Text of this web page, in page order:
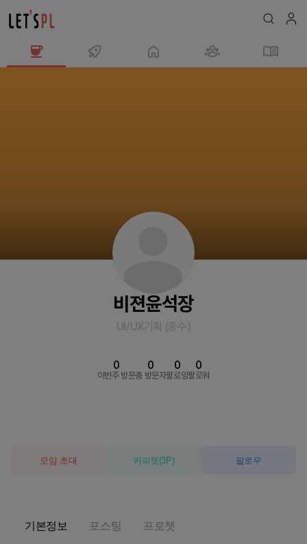
비젼윤석장
UI/UX기획 (중수)
이번주 방문
0
총 방문자
0
팔로잉
0
팔로워
0
모임 초대 커피챗 (3P) 팔로우
기본정보 포스팅 프로챗